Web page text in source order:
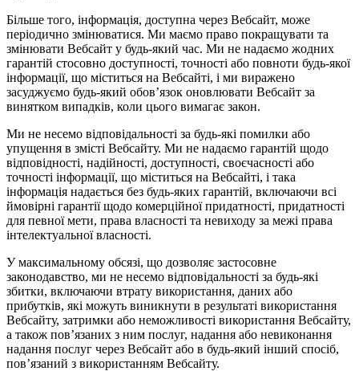
Більше того, інформація, доступна через Вебсайт, може
періодично змінюватися. Ми маємо право покращувати та
змінювати Вебсайт у будь-який час. Ми не надаємо жодних
гарантій стосовно доступності, точності або повноти будь-якої
інформації, що міститься на Вебсайті, і ми виражено
засуджуємо будь-який обов’язок оновлювати Вебсайт за
винятком випадків, коли цього вимагає закон.
Ми не несемо відповідальності за будь-які помилки або
упущення в змісті Вебсайту. Ми не надаємо гарантій щодо
відповідності, надійності, доступності, своєчасності або
точності інформації, що міститься на Вебсайті, і така
інформація надається без будь-яких гарантій, включаючи всі
ймовірні гарантії щодо комерційної придатності, придатності
для певної мети, права власності та невиходу за межі права
інтелектуальної власності.
У максимальному обсязі, що дозволяє застосовне
законодавство, ми не несемо відповідальності за будь-які
збитки, включаючи втрату використання, даних або
прибутків, які можуть виникнути в результаті використання
Вебсайту, затримки або неможливості використання Вебсайту,
а також пов’язаних з ним послуг, надання або невиконання
надання послуг через Вебсайт або в будь-який інший спосіб,
пов’язаний з використанням Вебсайту.